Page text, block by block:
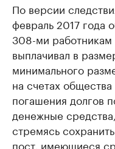
По версии
февраль 2017 года
308-ми работникам
выплачивал в
минимального
на счетах
погашения долгов
денежные
стремясь
пост, имеющиеся